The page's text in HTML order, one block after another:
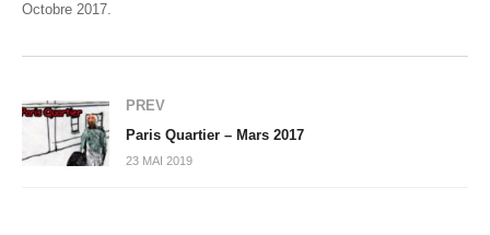
Octobre 2017.
PREV
Paris Quartier – Mars 2017
23 MAI 2019